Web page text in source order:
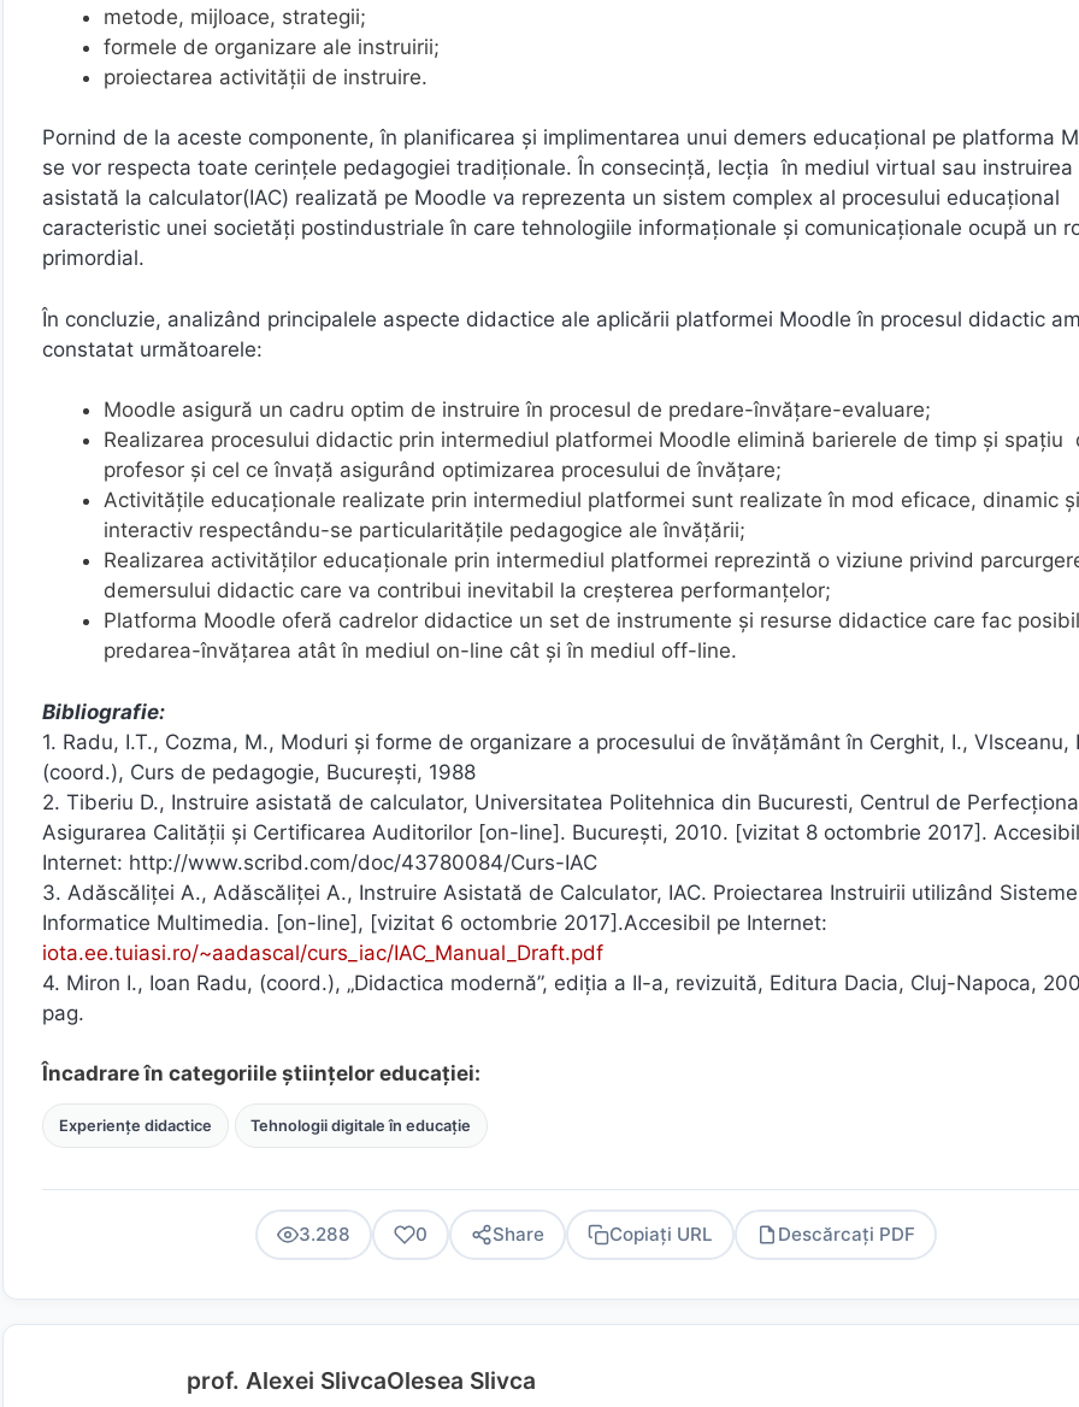
metode, mijloace, strategii;
formele de organizare ale instruirii;
proiectarea activităţii de instruire.
Pornind de la aceste componente, în planificarea și implimentarea unui demers educațional pe platforma
se vor respecta toate cerințele pedagogiei tradiționale. În consecință, lecția în mediul virtual sau instruirea
asistată la calculator(IAC) realizată pe Moodle va reprezenta un sistem complex al procesului educaţional
caracteristic unei societăţi postindustriale în care tehnologiile informaţionale şi comunicaţionale ocupă un
primordial.
În concluzie, analizând principalele aspecte didactice ale aplicării platformei Moodle în procesul didactic am
constatat următoarele:
Moodle asigură un cadru optim de instruire în procesul de predare-învățare-evaluare;
Realizarea procesului didactic prin intermediul platformei Moodle elimină barierele de timp şi spaţiu
profesor şi cel ce învaţă asigurând optimizarea procesului de învăţare;
Activitățile educaționale realizate prin intermediul platformei sunt realizate în mod eficace, dinamic și
interactiv respectându-se particularitățile pedagogice ale învățării;
Realizarea activităților educaționale prin intermediul platformei reprezintă o viziune privind
demersului didactic care va contribui inevitabil la creșterea performanțelor;
Platforma Moodle oferă cadrelor didactice un set de instrumente și resurse didactice care fac
predarea-învățarea atât în mediul on-line cât și în mediul off-line.
Bibliografie:
1. Radu, I.T., Cozma, M., Moduri şi forme de organizare a procesului de învăţământ în Cerghit, I., Vlsceanu,
(coord.), Curs de pedagogie, Bucureşti, 1988
2. Tiberiu D., Instruire asistată de calculator, Universitatea Politehnica din Bucuresti, Centrul de
Asigurarea Calității şi Certificarea Auditorilor [on-line]. București, 2010. [vizitat 8 octombrie 2017].
Internet: http://www.scribd.com/doc/43780084/Curs-IAC
3. Adăscăliței A., Adăscăliței A., Instruire Asistată de Calculator, IAC. Proiectarea Instruirii utilizând Sisteme
Informatice Multimedia. [on-line], [vizitat 6 octombrie 2017].Accesibil pe Internet:
iota.ee.tuiasi.ro/~aadascal/curs_iac/IAC_Manual_Draft.pdf
4. Miron I., Ioan Radu, (coord.), „Didactica modernă”, ediţia a II-a, revizuită, Editura Dacia, Cluj-Napoca,
pag.
Încadrare în categoriile științelor educației:
Experiențe didactice Tehnologii digitale în educație
3.288 0 Share Copiați URL Descărcați PDF
prof. Alexei SlivcaOlesea Slivca